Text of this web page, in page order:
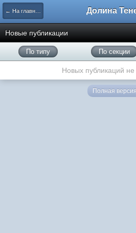
← На главную Долина
Новые публикации
По типу По секции
Новых публикаций не
Полная версия